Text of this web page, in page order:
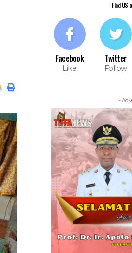
Find US
Facebook
Like
Twitter
Follow
-